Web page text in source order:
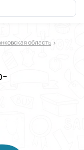
область